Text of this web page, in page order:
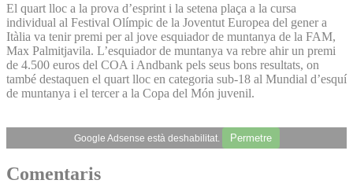
El quart lloc a la prova d’esprint i la setena plaça a la cursa
individual al Festival Olímpic de la Joventut Europea del gener a
Itàlia va tenir premi per al jove esquiador de muntanya de la FAM,
Max Palmitjavila. L’esquiador de muntanya va rebre ahir un premi
de 4.500 euros del COA i Andbank pels seus bons resultats, on
també destaquen el quart lloc en categoria sub-18 al Mundial d’esquí
de muntanya i el tercer a la Copa del Món juvenil.
Google Adsense està deshabilitat. Permetre
Comentaris